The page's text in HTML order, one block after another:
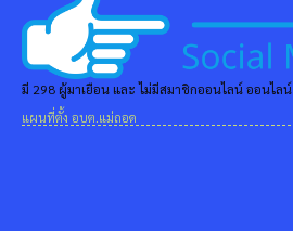
มี 298 ผู้มาเยือน และ ไม่มีสมาชิกออนไลน์ ออนไลน์
แผนที่ตั้ง อบต.แม่ถอด